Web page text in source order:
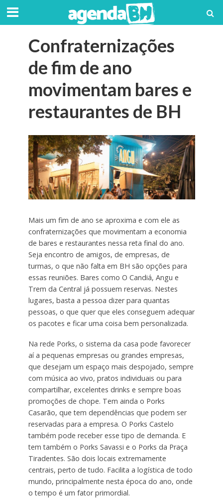
Confraternizações
de fim de ano
movimentam bares e
restaurantes de BH
Mais um fim de ano se aproxima e com ele as
confraternizações que movimentam a economia
de bares e restaurantes nessa reta final do ano.
Seja encontro de amigos, de empresas, de
turmas, o que não falta em BH são opções para
essas reuniões. Bares como O Candiá, Angu e
Trem da Central já possuem reservas. Nestes
lugares, basta a pessoa dizer para quantas
pessoas, o que quer que eles conseguem adequar
os pacotes e ficar uma coisa bem personalizada.
Na rede Porks, o sistema da casa pode favorecer
aí a pequenas empresas ou grandes empresas,
que desejam um espaço mais despojado, sempre
com música ao vivo, pratos individuais ou para
compartilhar, excelentes drinks e sempre boas
promoções de chope. Tem ainda o Porks
Casarão, que tem dependências que podem ser
reservadas para a empresa. O Porks Castelo
também pode receber esse tipo de demanda. E
tem também o Porks Savassi e o Porks da Praça
Tiradentes. São dois locais extremamente
centrais, perto de tudo. Facilita a logística de todo
mundo, principalmente nesta época do ano, onde
o tempo é um fator primordial.